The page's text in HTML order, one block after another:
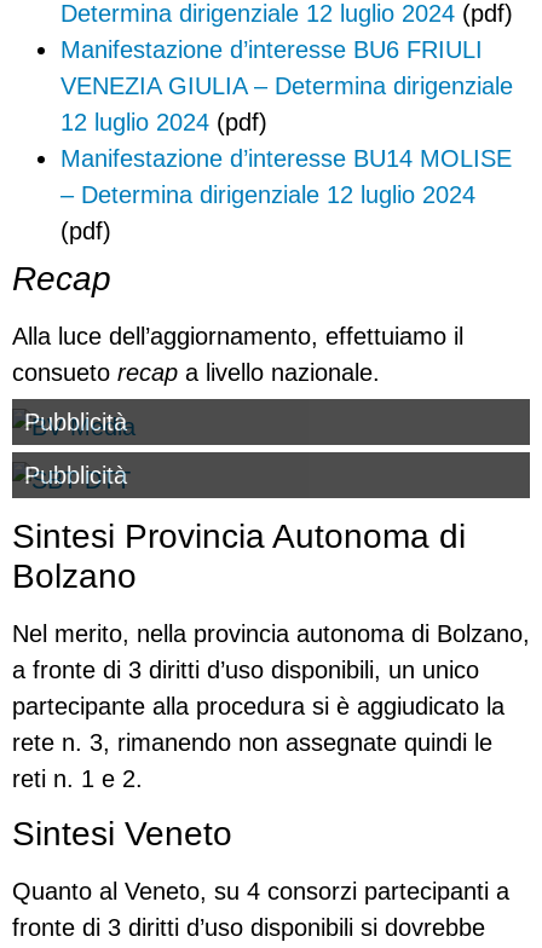
Determina dirigenziale 12 luglio 2024 (pdf)
Manifestazione d’interesse BU6 FRIULI
VENEZIA GIULIA – Determina dirigenziale
12 luglio 2024 (pdf)
Manifestazione d’interesse BU14 MOLISE
– Determina dirigenziale 12 luglio 2024
(pdf)
Recap
Alla luce dell’aggiornamento, effettuiamo il
consueto recap a livello nazionale.
Pubblicità
Pubblicità
Sintesi Provincia Autonoma di
Bolzano
Nel merito, nella provincia autonoma di Bolzano,
a fronte di 3 diritti d’uso disponibili, un unico
partecipante alla procedura si è aggiudicato la
rete n. 3, rimanendo non assegnate quindi le
reti n. 1 e 2.
Sintesi Veneto
Quanto al Veneto, su 4 consorzi partecipanti a
fronte di 3 diritti d’uso disponibili si dovrebbe